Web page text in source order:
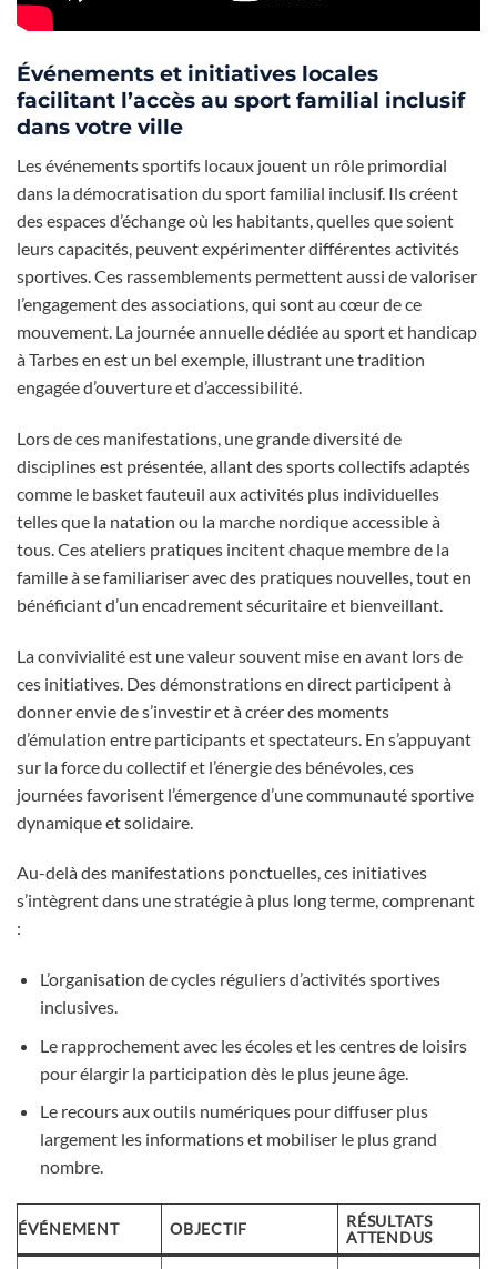
Événements et initiatives locales
facilitant l’accès au sport familial inclusif
dans votre ville
Les événements sportifs locaux jouent un rôle primordial
dans la démocratisation du sport familial inclusif. Ils créent
des espaces d’échange où les habitants, quelles que soient
leurs capacités, peuvent expérimenter différentes activités
sportives. Ces rassemblements permettent aussi de valoriser
l’engagement des associations, qui sont au cœur de ce
mouvement. La journée annuelle dédiée au sport et handicap
à Tarbes en est un bel exemple, illustrant une tradition
engagée d’ouverture et d’accessibilité.
Lors de ces manifestations, une grande diversité de
disciplines est présentée, allant des sports collectifs adaptés
comme le basket fauteuil aux activités plus individuelles
telles que la natation ou la marche nordique accessible à
tous. Ces ateliers pratiques incitent chaque membre de la
famille à se familiariser avec des pratiques nouvelles, tout en
bénéficiant d’un encadrement sécuritaire et bienveillant.
La convivialité est une valeur souvent mise en avant lors de
ces initiatives. Des démonstrations en direct participent à
donner envie de s’investir et à créer des moments
d’émulation entre participants et spectateurs. En s’appuyant
sur la force du collectif et l’énergie des bénévoles, ces
journées favorisent l’émergence d’une communauté sportive
dynamique et solidaire.
Au-delà des manifestations ponctuelles, ces initiatives
s’intègrent dans une stratégie à plus long terme, comprenant
:
L’organisation de cycles réguliers d’activités sportives
inclusives.
Le rapprochement avec les écoles et les centres de loisirs
pour élargir la participation dès le plus jeune âge.
Le recours aux outils numériques pour diffuser plus
largement les informations et mobiliser le plus grand
nombre.
ÉVÉNEMENT OBJECTIF
RÉSULTATS
ATTENDUS